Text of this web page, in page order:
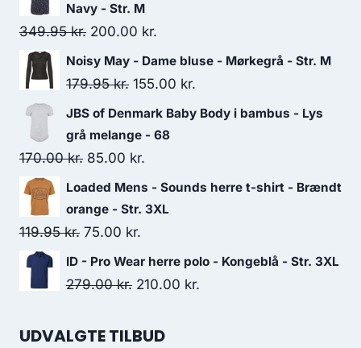
Navy - Str. M
349.95kr. Original
price
was:
200.00 kr.
price
is:
Noisy May - Dame bluse - Mørkegrå - Str. M
179.95kr. Original
price
was:
179.95 kr..
155.00 kr.
price
JBS of Denmark Baby Body i bambus - Lys
grå melange - 68
170.00kr. Original
price
was:
170.00 kr..
85.00 kr.
price
is:
Loaded Mens - Sounds herre t-shirt - Brændt
orange - Str. 3XL
119.95kr. Original
price
was:
75.00 kr.
price
is:
ID - Pro Wear herre polo - Kongeblå - Str. 3XL
279.00kr. Original
was:
210.00 kr.
UDVALGTE TILBUD